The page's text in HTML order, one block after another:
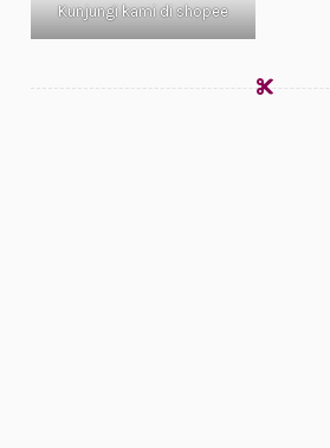
Kunjungi kami di shopee